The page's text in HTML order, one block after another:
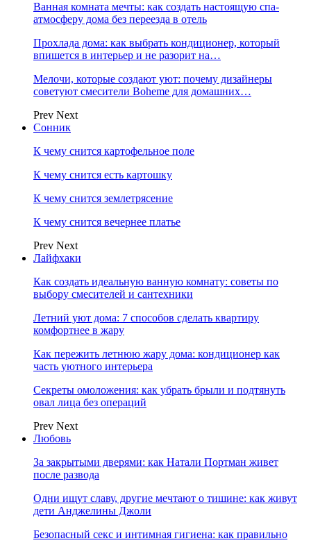
Ванная комната мечты: как создать настоящую спа-
атмосферу дома без переезда в отель
Прохлада дома: как выбрать кондиционер, который
впишется в интерьер и не разорит на…
Мелочи, которые создают уют: почему дизайнеры
советуют смесители Boheme для домашних…
Prev Next
Сонник
К чему снится картофельное поле
К чему снится есть картошку
К чему снится землетрясение
К чему снится вечернее платье
Prev Next
Лайфхаки
Как создать идеальную ванную комнату: советы по
выбору смесителей и сантехники
Летний уют дома: 7 способов сделать квартиру
комфортнее в жару
Как пережить летнюю жару дома: кондиционер как
часть уютного интерьера
Секреты омоложения: как убрать брыли и подтянуть
овал лица без операций
Prev Next
Любовь
За закрытыми дверями: как Натали Портман живет
после развода
Одни ищут славу, другие мечтают о тишине: как живут
дети Анджелины Джоли
Безопасный секс и интимная гигиена: как правильно